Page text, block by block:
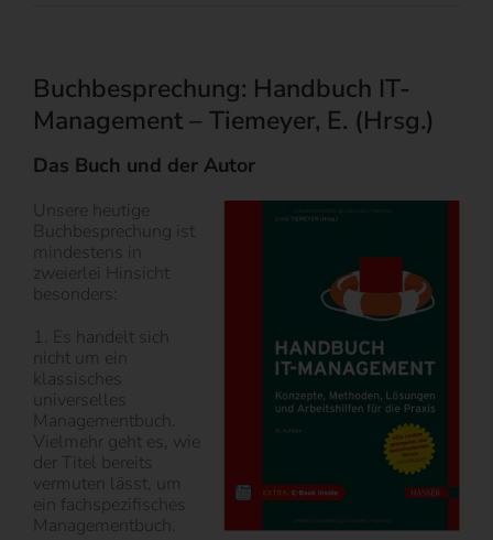
Buchbesprechung: Handbuch IT-
Management – Tiemeyer, E. (Hrsg.)
Das Buch und der Autor
Unsere heutige
Buchbesprechung ist
mindestens in
zweierlei Hinsicht
besonders:
1. Es handelt sich
nicht um ein
klassisches
universelles
Managementbuch.
Vielmehr geht es, wie
der Titel bereits
vermuten lässt, um
ein fachspezifisches
Managementbuch.